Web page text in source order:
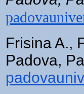
Frisina A.,
Padova,